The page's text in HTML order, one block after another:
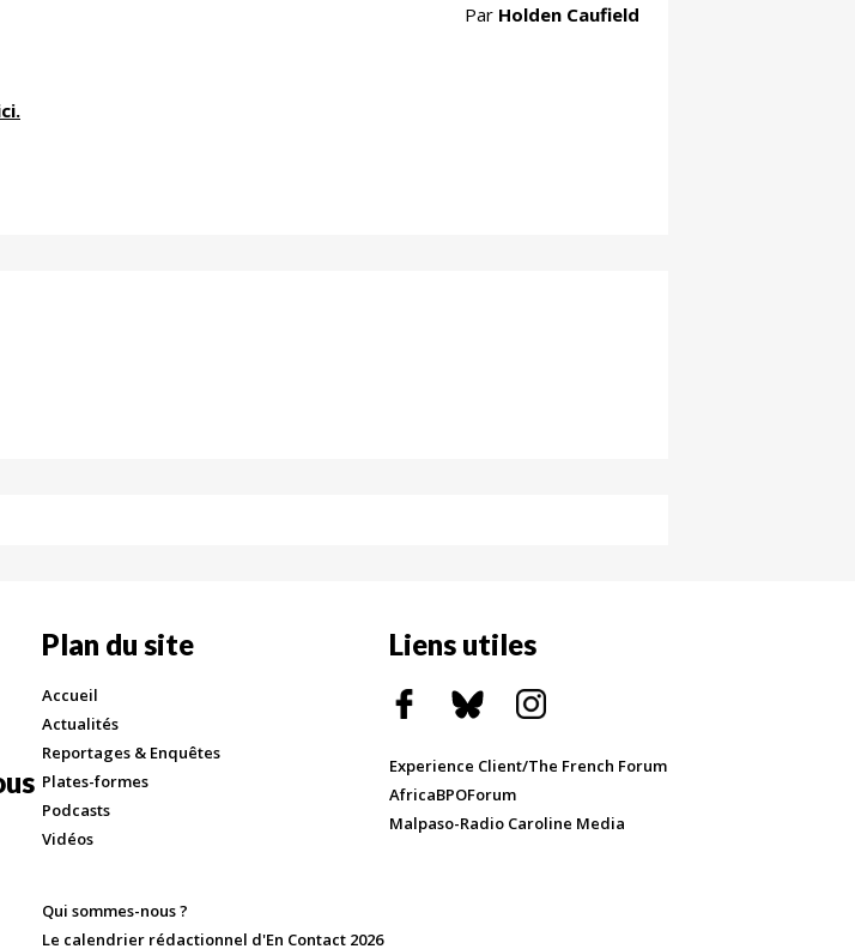
Par Holden Caufield
Plan du site
Accueil
Actualités
Reportages & Enquêtes
Plates-formes
Podcasts
Vidéos
Qui sommes-nous ?
Le calendrier rédactionnel d'En Contact 2026
Liens utiles
Experience Client/The French Forum
AfricaBPOForum
Malpaso-Radio Caroline Media